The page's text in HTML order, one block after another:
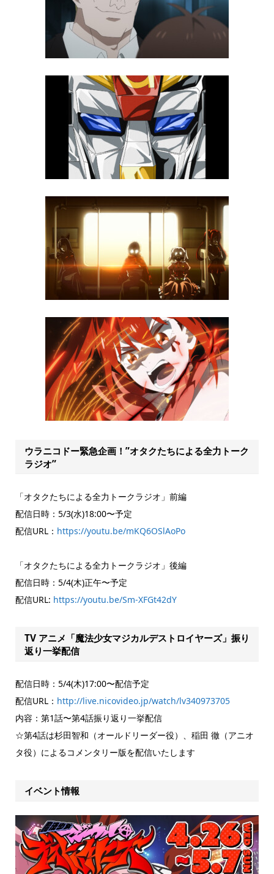
ウラニコドー緊急企画！”オタクたちによる全力トーク
ラジオ”
「オタクたちによる全力トークラジオ」前編
配信日時：5/3(水)18:00〜予定
配信URL： https://youtu.be/mKQ6OSlAoPo
「オタクたちによる全力トークラジオ」後編
配信日時：5/4(木)正午〜予定
配信URL: https://youtu.be/Sm-XFGt42dY
TV アニメ「魔法少⼥マジカルデストロイヤーズ」振り
返り一挙配信
配信日時：5/4(木)17:00〜配信予定
配信URL： http://live.nicovideo.jp/watch/lv340973705
内容：第1話〜第4話振り返り一挙配信
☆第4話は杉田智和（オールドリーダー役）、稲田 徹（アニオ
タ役）によるコメンタリー版を配信いたします
イベント情報